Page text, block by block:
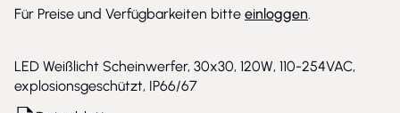
LED Weißlicht Scheinwerfer, 30x30, 120W, 110-254VAC,
explosionsgeschützt, IP66/67
Für Preise und Verfügbarkeiten bitte einloggen.